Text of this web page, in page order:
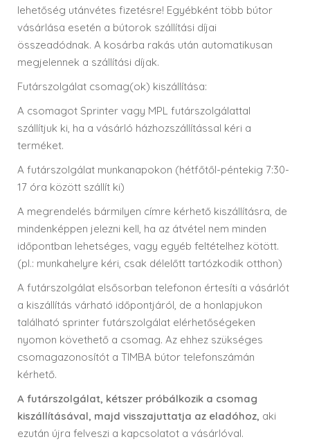
VIKI
lehetőség utánvétes fizetésre! Egyébként több bútor
vásárlása esetén a bútorok szállítási díjai
összeadódnak. A kosárba rakás után automatikusan
megjelennek a szállítási díjak.
Futárszolgálat csomag(ok) kiszállítása:
A csomagot Sprinter vagy MPL futárszolgálattal
szállítjuk ki, ha a vásárló házhozszállítással kéri a
terméket.
A futárszolgálat munkanapokon (hétfőtől-péntekig 7:30-
17 óra között szállít ki)
A megrendelés bármilyen címre kérhető kiszállításra, de
mindenképpen jelezni kell, ha az átvétel nem minden
időpontban lehetséges, vagy egyéb feltételhez kötött.
(pl.: munkahelyre kéri, csak délelőtt tartózkodik otthon)
A futárszolgálat elsősorban telefonon értesíti a vásárlót
a kiszállítás várható időpontjáról, de a honlapjukon
található sprinter futárszolgálat elérhetőségeken
nyomon követhető a csomag. Az ehhez szükséges
csomagazonosítót a TIMBA bútor telefonszámán
kérhető.
A futárszolgálat, kétszer próbálkozik a csomag
kiszállításával, majd visszajuttatja az eladóhoz, aki
ezután újra felveszi a kapcsolatot a vásárlóval.